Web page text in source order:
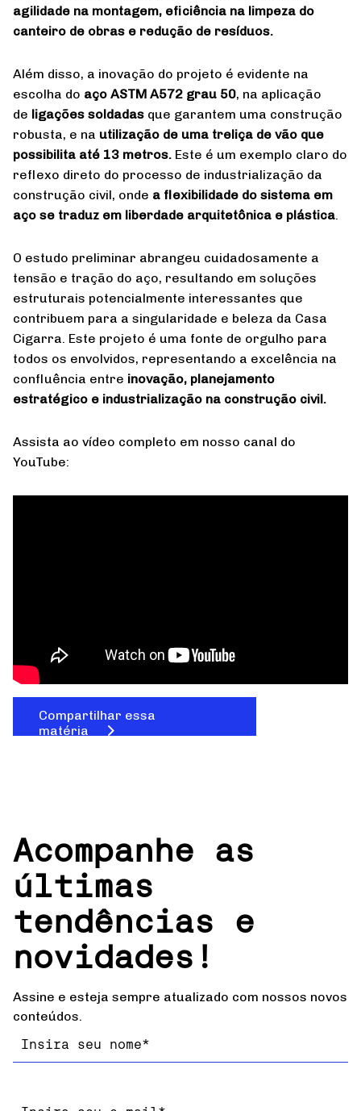
agilidade na montagem, eficiência na limpeza do
canteiro de obras e redução de resíduos.
Além disso, a inovação do projeto é evidente na
escolha do aço ASTM A572 grau 50, na aplicação
de ligações soldadas que garantem uma construção
robusta, e na utilização de uma treliça de vão que
possibilita até 13 metros. Este é um exemplo claro do
reflexo direto do processo de industrialização da
construção civil, onde a flexibilidade do sistema em
aço se traduz em liberdade arquitetônica e plástica.
O estudo preliminar abrangeu cuidadosamente a
tensão e tração do aço, resultando em soluções
estruturais potencialmente interessantes que
contribuem para a singularidade e beleza da Casa
Cigarra. Este projeto é uma fonte de orgulho para
todos os envolvidos, representando a excelência na
confluência entre inovação, planejamento
estratégico e industrialização na construção civil.
Assista ao vídeo completo em nosso canal do
YouTube:
Compartilhar essa
matéria
Acompanhe as
últimas
tendências e
novidades!
Assine e esteja sempre atualizado com nossos novos
conteúdos.
Nome
Email